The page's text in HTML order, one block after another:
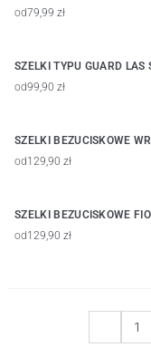
od79,99 zł
SZELKI TYPU GUARD LAS
od99,90 zł
SZELKI BEZUCISKOWE
od129,90 zł
SZELKI BEZUCISKOWE
od129,90 zł
1